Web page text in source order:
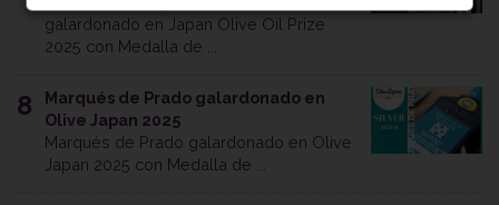
galardonado en Japan Olive Oil Prize
2025 con Medalla de ...
8
Marqués de Prado galardonado en
Olive Japan 2025
Marqués de Prado galardonado en Olive
Japan 2025 con Medalla de ...